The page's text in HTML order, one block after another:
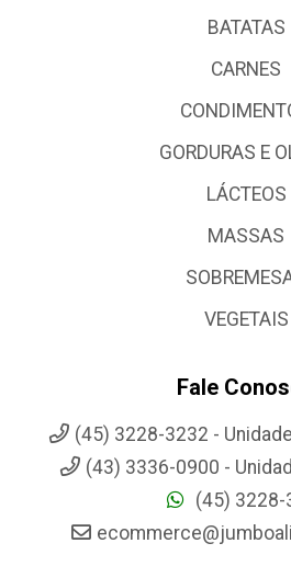
BATATAS
CARNES
GORDURAS E
LÁCTEOS
MASSAS
VEGETAIS
Fale
(45) 3228-3232 -
(43) 3336-0900 -
(45) 3228-